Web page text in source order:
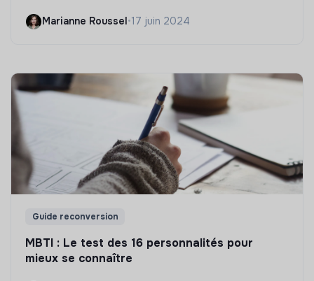
Marianne Roussel•17 juin 2024
Guide reconversion
MBTI : Le test des 16 personnalités pour
mieux se connaître